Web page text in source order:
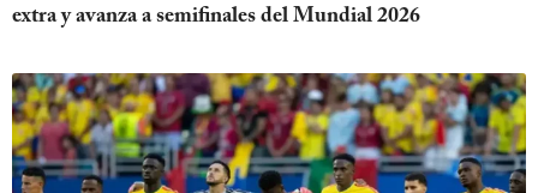
extra y avanza a semifinales del Mundial 2026